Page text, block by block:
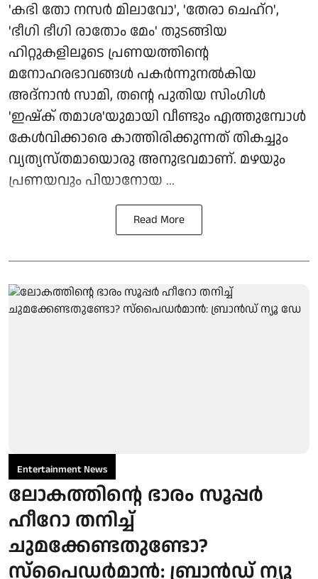
'കഭി തോ നസർ മിലാവോ', 'തേരാ ചെഹ്റ',
'ഭീഗി ഭീഗി രാതോം മേം' തുടങ്ങിയ
ഹിറ്റുകളിലൂടെ പ്രണയത്തിന്റെ
മനോഹരഭാവങ്ങൾ പകർന്നുനൽകിയ
അദ്നാൻ സാമി, തന്റെ പുതിയ സിംഗിൾ
'ഇഷ്ക് തമാശ'യുമായി വീണ്ടും എത്തുമ്പോൾ
കേൾവിക്കാരെ കാത്തിരിക്കുന്നത് തികച്ചും
വ്യത്യസ്തമായൊരു അനുഭവമാണ്. മഴയും
പ്രണയവും പിയാനോയ ...
Read More
Entertainment News
ലോകത്തിന്റെ ഭാരം സൂപ്പർ
ഹീറോ തനിച്ച്
ചുമക്കേണ്ടതുണ്ടോ?
സ്പൈഡർമാൻ: ബ്രാൻഡ് ന്യൂ